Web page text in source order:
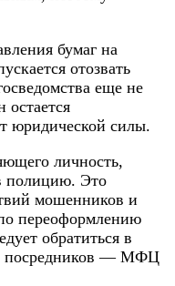
бумаг на
отозвать
еще не
остается
юридической силы.
личность,
полицию. Это
мошенников и
переоформлению
обратиться в
посредников — МФЦ